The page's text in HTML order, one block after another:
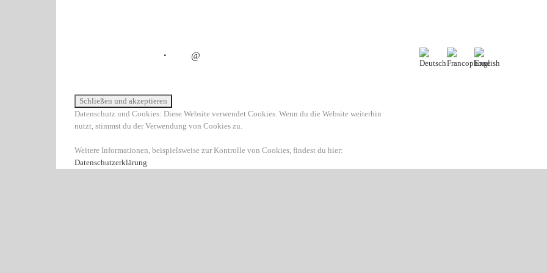
・ @
Datenschutz und Cookies: Diese Website verwendet Cookies. Wenn du die Website weiterhin
nutzt, stimmst du der Verwendung von Cookies zu.
Weitere Informationen, beispielsweise zur Kontrolle von Cookies, findest du hier:
Datenschutzerklärung